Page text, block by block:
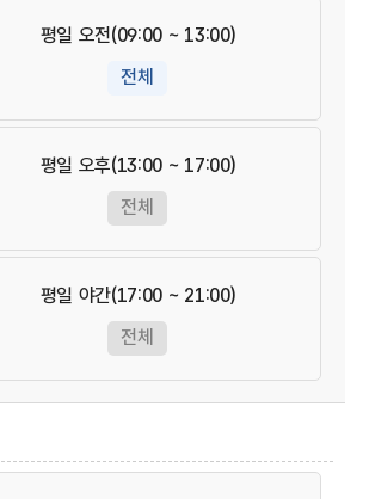
평일 오전(09:00 ~ 13:00)
전체
평일 오후(13:00 ~ 17:00)
전체
평일 야간(17:00 ~ 21:00)
전체